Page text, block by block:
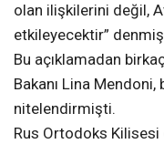
olan ilişkilerini değil,
etkileyecektir”
Bu açıklamadan
Bakanı Lina Mendoni,
nitelendirmişti.
Rus Ortodoks Kilisesi